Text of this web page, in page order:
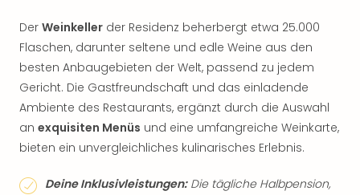
Der Weinkeller der Residenz beherbergt etwa 25.000
Flaschen, darunter seltene und edle Weine aus den
besten Anbaugebieten der Welt, passend zu jedem
Gericht. Die Gastfreundschaft und das einladende
Ambiente des Restaurants, ergänzt durch die Auswahl
an exquisiten Menüs und eine umfangreiche Weinkarte,
bieten ein unvergleichliches kulinarisches Erlebnis.
Deine Inklusivleistungen:Die tägliche Halbpension,